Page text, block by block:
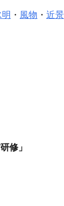
・ 風物 ・ 近景
修」